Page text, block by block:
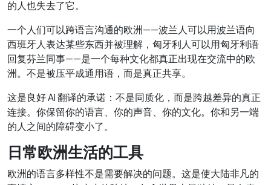
的人也失去了它。
一个人们可以跨语言沟通的欧洲——波兰人可以用波兰语向
西班牙人表达某些东西并被理解，匈牙利人可以用匈牙利语
回复芬兰同事——是一个每种文化都真正出现在交流中的欧
洲。不是被压平成通用语，而是真正共享。
这是良好 AI 翻译的承诺：不是同质化，而是跨越差异的真正
连接。你保留你的语言、你的声音、你的文化。你和另一端
的人之间的障碍变小了。
日常欧洲生活的工具
欧洲的语言多样性不是需要解决的问题。这是使大陆非凡的